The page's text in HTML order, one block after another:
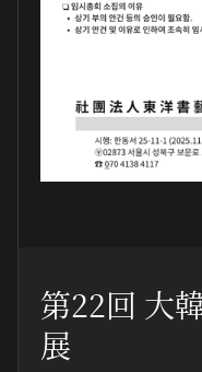
第22回 大
展